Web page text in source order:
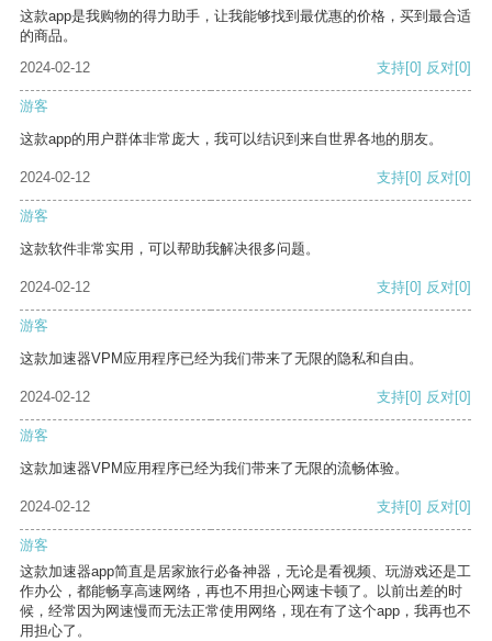
这款app是我购物的得力助手，让我能够找到最优惠的价格，买到最合适
的商品。
2024-02-12
支持[0] 反对[0]
游客
这款app的用户群体非常庞大，我可以结识到来自世界各地的朋友。
2024-02-12 支持[0] 反对[0]
游客
这款软件非常实用，可以帮助我解决很多问题。
2024-02-12 支持[0] 反对[0]
游客
这款加速器VPM应用程序已经为我们带来了无限的隐私和自由。
2024-02-12 支持[0] 反对[0]
游客
这款加速器VPM应用程序已经为我们带来了无限的流畅体验。
2024-02-12 支持[0] 反对[0]
游客
这款加速器app简直是居家旅行必备神器，无论是看视频、玩游戏还是工
作办公，都能畅享高速网络，再也不用担心网速卡顿了。以前出差的时
候，经常因为网速慢而无法正常使用网络，现在有了这个app，我再也不
用担心了。